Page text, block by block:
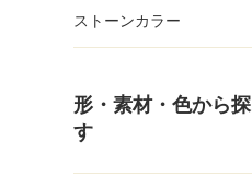
ストーンカラー
形・素材・色から探
す